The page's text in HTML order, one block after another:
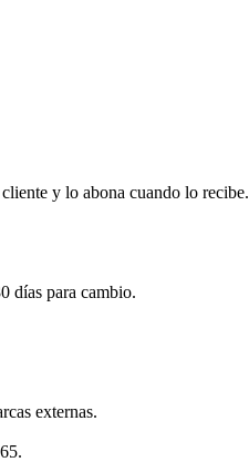
y lo abona cuando lo recibe.
días para cambio.
externas.